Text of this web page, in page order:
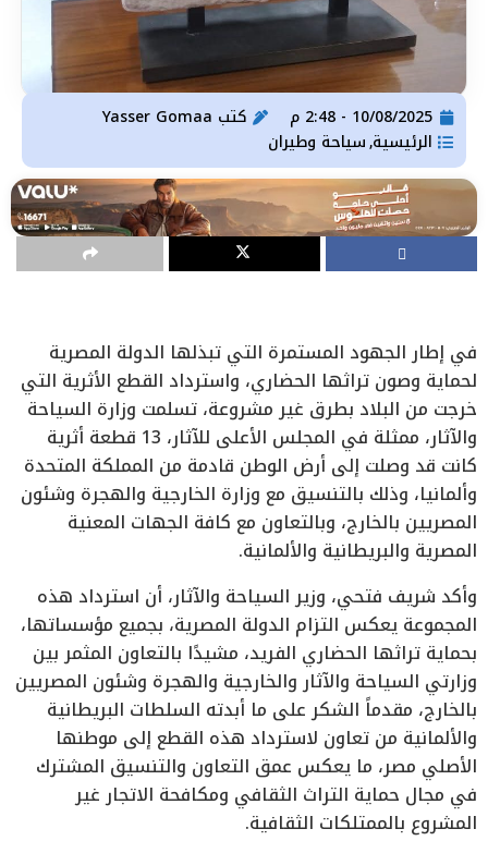
10/08/2025 - 2:48 م كتب
الرئيسية, سياحة وطيران
في إطار الجهود المستمرة التي تبذلها الدولة المصرية
لحماية وصون تراثها الحضاري، واسترداد القطع الأثرية التي
خرجت من البلاد بطرق غير مشروعة، تسلمت وزارة السياحة
والآثار، ممثلة في المجلس الأعلى للآثار، 13 قطعة أثرية
كانت قد وصلت إلى أرض الوطن قادمة من المملكة المتحدة
وألمانيا، وذلك بالتنسيق مع وزارة الخارجية والهجرة وشئون
المصريين بالخارج، وبالتعاون مع كافة الجهات المعنية
المصرية والبريطانية والألمانية.
وأكد شريف فتحي، وزير السياحة والآثار، أن استرداد هذه
المجموعة يعكس التزام الدولة المصرية، بجميع مؤسساتها،
بحماية تراثها الحضاري الفريد، مشيدًا بالتعاون المثمر بين
وزارتي السياحة والآثار والخارجية والهجرة وشئون المصريين
بالخارج، مقدماً الشكر على ما أبدته السلطات البريطانية
والألمانية من تعاون لاسترداد هذه القطع إلى موطنها
الأصلي مصر، ما يعكس عمق التعاون والتنسيق المشترك
في مجال حماية التراث الثقافي ومكافحة الاتجار غير
المشروع بالممتلكات الثقافية.